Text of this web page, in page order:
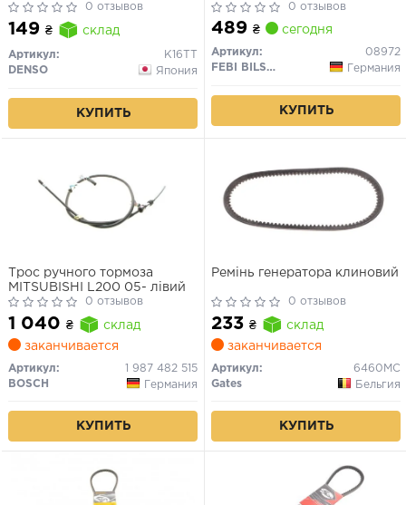
1,6, Авео 1,6 (DENSO) K16TT
0 отзывов
149 ₴ склад
Артикул:
K16TT
DENSO
Япония
КУПИТЬ
0 отзывов
489 ₴ сегодня
Артикул:
08972
FEBI BILSTEIN
Германия
КУПИТЬ
Трос ручного тормоза
MITSUBISHI L200 05- лівий
0 отзывов
1 040 ₴
склад
заканчивается
Артикул:
1 987 482 515
BOSCH
Германия
КУПИТЬ
Ремінь генератора клиновий
0 отзывов
233 ₴
склад
заканчивается
Артикул:
6460MC
Gates
Бельгия
КУПИТЬ